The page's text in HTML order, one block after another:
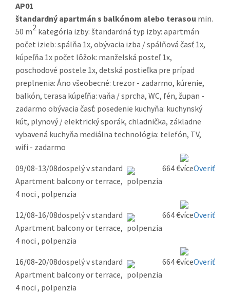
AP01
štandardný apartmán s balkónom alebo terasou min.
50 m2 kategória izby: štandardná typ izby: apartmán
počet izieb: spálňa 1x, obývacia izba / spálňová časť 1x,
kúpeľňa 1x počet lôžok: manželská posteľ 1x,
poschodové postele 1x, detská postieľka pre prípad
preplnenia: Áno všeobecné: trezor - zadarmo, kúrenie,
balkón, terasa kúpeľňa: vaňa / sprcha, WC, fén, župan -
zadarmo obývacia časť: posedenie kuchyňa: kuchynský
kút, plynový / elektrický sporák, chladnička, základne
vybavená kuchyňa mediálna technológia: telefón, TV,
wifi - zadarmo
09/08-13/08dospelý v standard
Apartment balcony or terrace,
4 noci , polpenzia
664 € Overiť
12/08-16/08dospelý v standard
Apartment balcony or terrace,
4 noci , polpenzia
664 € Overiť
16/08-20/08dospelý v standard
Apartment balcony or terrace,
4 noci , polpenzia
664 € Overiť